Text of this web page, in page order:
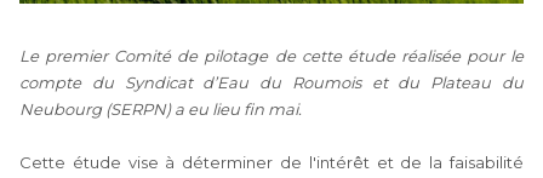
Le premier Comité de pilotage de cette étude réalisée pour le
compte du Syndicat d’Eau du Roumois et du Plateau du
Neubourg (SERPN) a eu lieu fin mai.
Cette étude vise à déterminer de l'intérêt et de la faisabilité